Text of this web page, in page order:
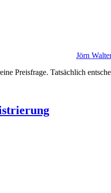
Jörn
Preisfrage. Tatsächlich